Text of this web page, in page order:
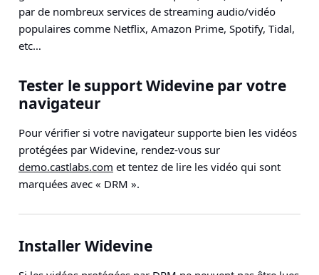
par de nombreux services de streaming audio/vidéo
populaires comme Netflix, Amazon Prime, Spotify, Tidal,
etc…
Tester le support Widevine par votre
navigateur
Pour vérifier si votre navigateur supporte bien les vidéos
protégées par Widevine, rendez-vous sur
demo.castlabs.com et tentez de lire les vidéo qui sont
marquées avec « DRM ».
Installer Widevine